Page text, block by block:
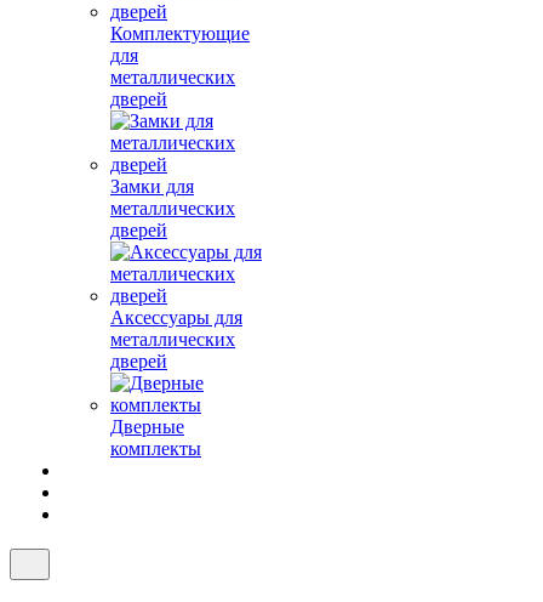
Комплектующие
для
металлических
дверей
Замки для
металлических
дверей
Аксессуары для
металлических
дверей
Дверные
комплекты